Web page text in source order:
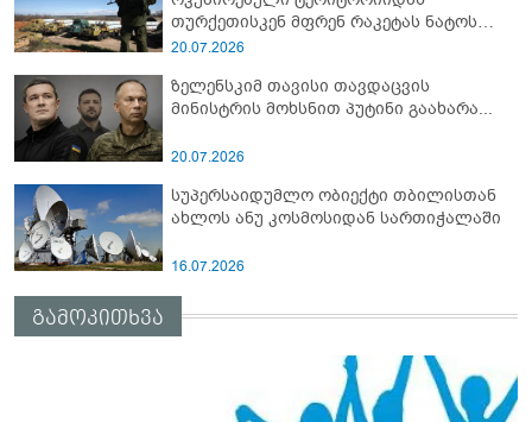
თურქეთისკენ მფრენ რაკეტას ნატოს
სამიტი კინაღამ ჩაუშლია
20.07.2026
ზელენსკიმ თავისი თავდაცვის
მინისტრის მოხსნით პუტინი გაახარა...
20.07.2026
სუპერსაიდუმლო ობიექტი თბილისთან
ახლოს ანუ კოსმოსიდან სართიჭალაში
16.07.2026
გამოკითხვა